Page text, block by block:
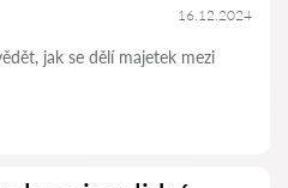
16.12.2024
jak se dělí majetek mezi